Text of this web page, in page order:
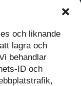
och liknande
lagra och
behandlar
ID och
på Facebook
på Pinterest
på LinkedIn